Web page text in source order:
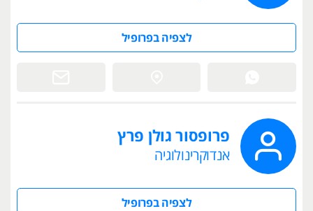
לצפיה בפרופיל
פרופסור גולן פרץ
אנדוקרינולוגיה
לצפיה בפרופיל